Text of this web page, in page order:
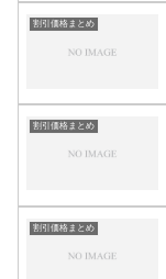
割引価格まとめ
割引価格まとめ
割引価格まとめ